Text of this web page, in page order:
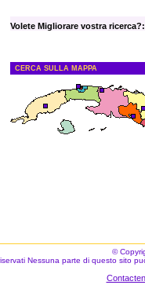
Volete Migliorare vostra ricerca?:
CERCA SULLA MAPPA
©
Nessuna parte di questo sito